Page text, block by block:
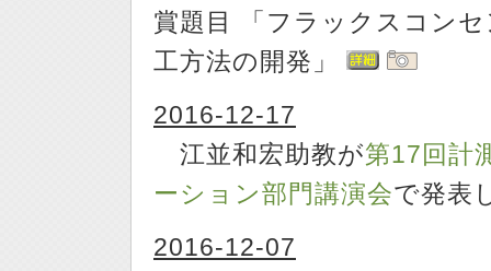
賞題目 「フラックスコン
工方法の開発」
2016-12-17
江並和宏助教が第17回計
ーション部門講演会で発表
2016-12-07